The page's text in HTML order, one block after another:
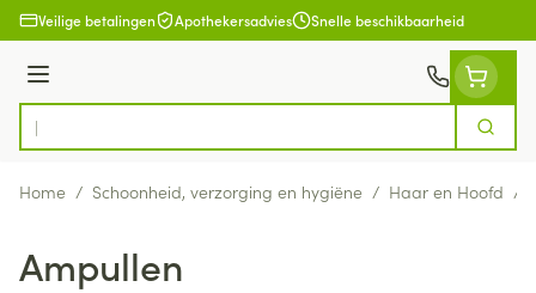
Ga naar de inhoud
Veilige betalingen Apothekersadvies Snelle beschikbaarheid
Menu
Product, merk, categorie...
Zoek
Home / Schoonheid, verzorging en hygiëne / Haar en Hoofd /
Ampullen